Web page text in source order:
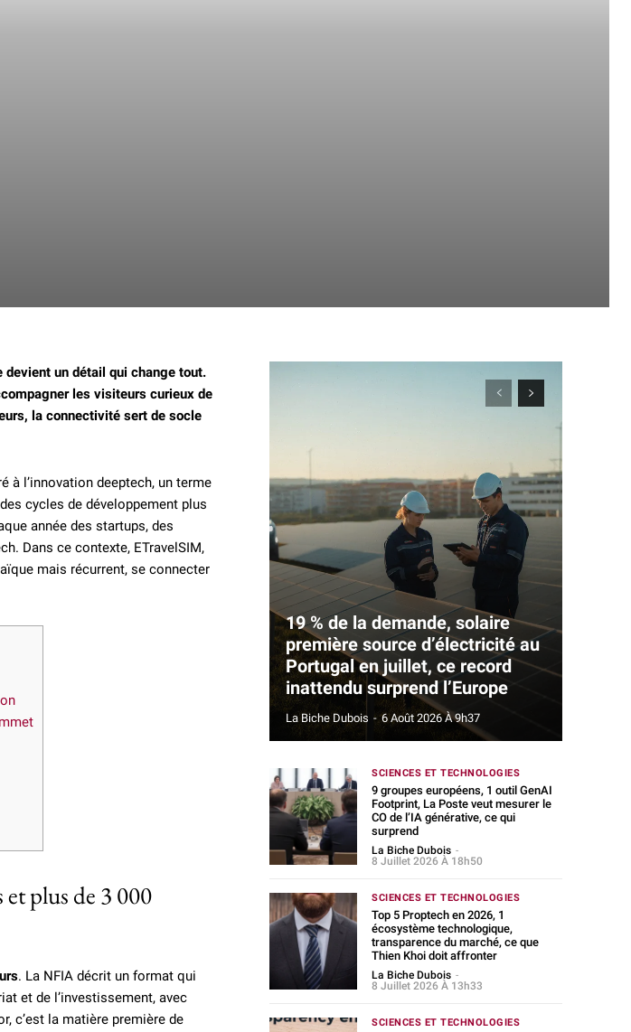
devient un détail qui change tout.
les visiteurs curieux de
la connectivité sert de socle
à l’innovation deeptech, un terme
cycles de développement plus
année des startups, des
Dans ce contexte, ETravelSIM,
mais récurrent, se connecter
plus de 3 000
. La NFIA décrit un format qui
et de l’investissement, avec
c’est la matière première de
19 % de la demande, solaire
première source d’électricité au
Portugal en juillet, ce record
inattendu surprend l’Europe
La Biche Dubois - 6 Août 2026 À 9h37
SCIENCES ET TECHNOLOGIES
9 groupes européens, 1 outil GenAI
Footprint, La Poste veut mesurer le
CO de l’IA générative, ce qui
surprend
La Biche Dubois -
8 Juillet 2026 À 18h50
SCIENCES ET TECHNOLOGIES
Top 5 Proptech en 2026, 1
écosystème technologique,
transparence du marché, ce que
Thien Khoi doit affronter
La Biche Dubois -
8 Juillet 2026 À 13h33
SCIENCES ET TECHNOLOGIES